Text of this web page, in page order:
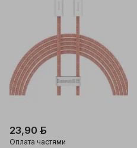
23,90 ƃ
Оплата частями